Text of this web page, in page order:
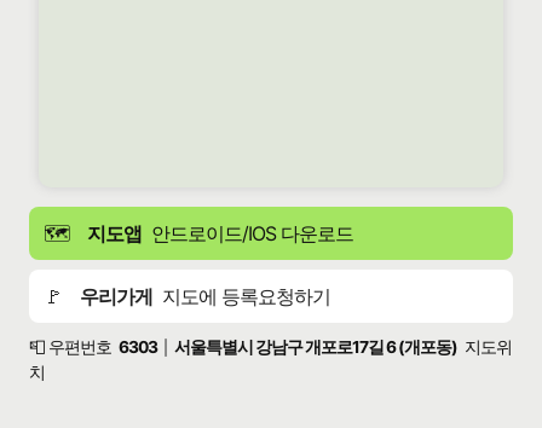
🗺️ 지도앱 안드로이드/IOS 다운로드
🚩 우리가게 지도에 등록요청하기
📮 우편번호 6303 서울특별시 강남구 개포로17길 6 (개포동) 지도위
치